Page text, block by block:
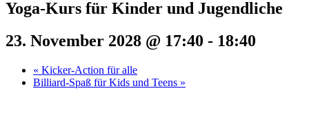
Yoga-Kurs für Kinder und Jugendliche
23. November 2028 @ 17:40 - 18:40
« Kicker-Action für alle
Billiard-Spaß für Kids und Teens »